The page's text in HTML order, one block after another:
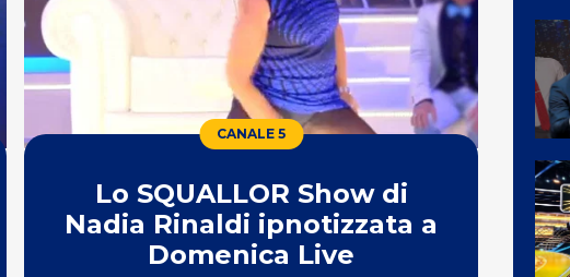
CANALE 5
Lo SQUALLOR Show di
Nadia Rinaldi ipnotizzata a
Domenica Live